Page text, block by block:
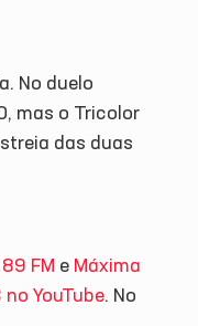
No duelo
mas o Tricolor
das duas
89 FM e Máxima
no YouTube. No